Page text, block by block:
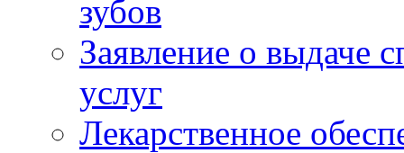
зубов
Заявление о выдаче
услуг
Лекарственное